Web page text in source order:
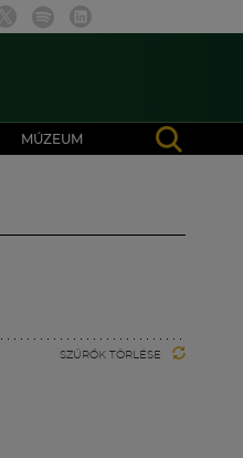
MÚZEUM
SZŰRŐK TÖRLÉSE